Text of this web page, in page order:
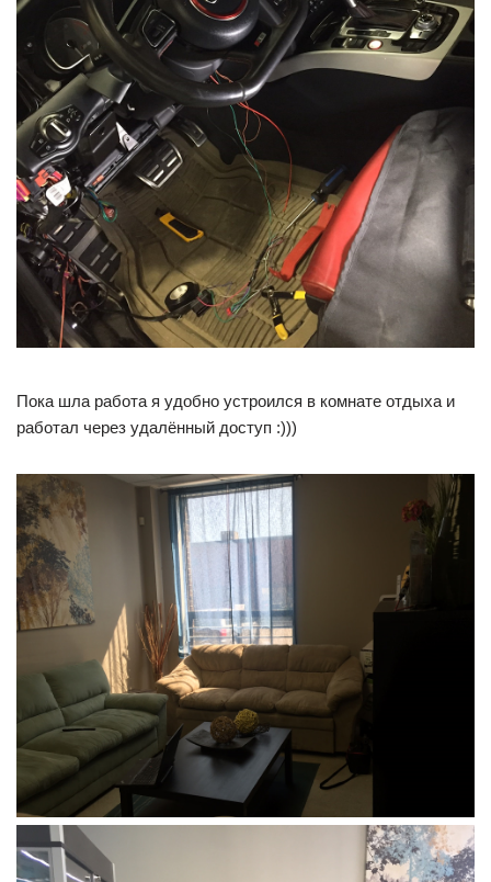
Пока шла работа я удобно устроился в комнате отдыха и
работал через удалённый доступ :)))